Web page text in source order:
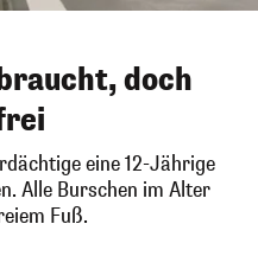
doch
eine 12-Jährige
Alle Burschen im Alter
Fuß.